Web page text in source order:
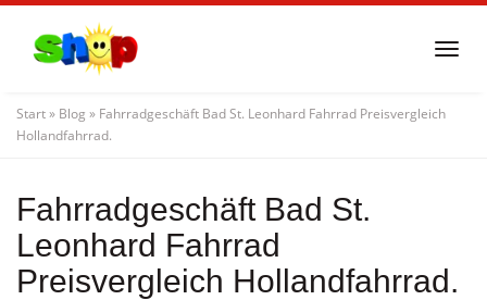
content
Start» Blog » Fahrradgeschäft Bad St. Leonhard Fahrrad Preisvergleich
Hollandfahrrad.
Fahrradgeschäft Bad St.
Leonhard Fahrrad
Preisvergleich Hollandfahrrad.